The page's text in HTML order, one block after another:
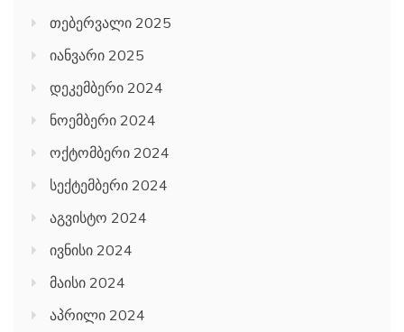
თებერვალი 2025
იანვარი 2025
დეკემბერი 2024
ნოემბერი 2024
ოქტომბერი 2024
სექტემბერი 2024
აგვისტო 2024
ივნისი 2024
მაისი 2024
აპრილი 2024